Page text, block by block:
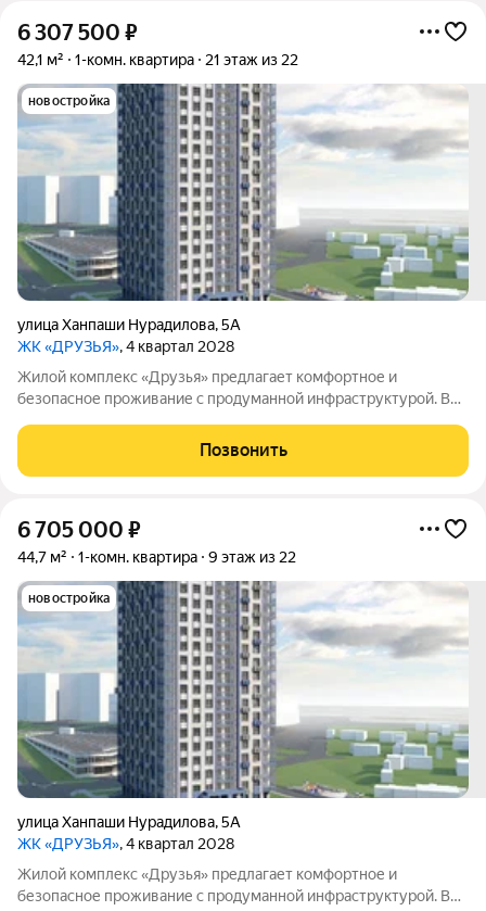
6 307 500 ₽
42,1 м² 1-комн. квартира 21 этаж из 22
новостройка
улица Ханпаши Нурадилова,5А
ЖК «ДРУЗЬЯ», 4 квартал 2028
Жилой комплекс «Друзья» предлагает комфортное и
безопасное проживание с продуманной инфраструктурой. Во
проложены велосипедные дорожки, оборудованы детские и
спортивные площадки. В самом
Позвонить
6 705 000 ₽
44,7 м² 1-комн. квартира 9 этаж из 22
новостройка
улица Ханпаши Нурадилова,5А
ЖК «ДРУЗЬЯ», 4 квартал 2028
Жилой комплекс «Друзья» предлагает комфортное и
безопасное проживание с продуманной инфраструктурой. Во